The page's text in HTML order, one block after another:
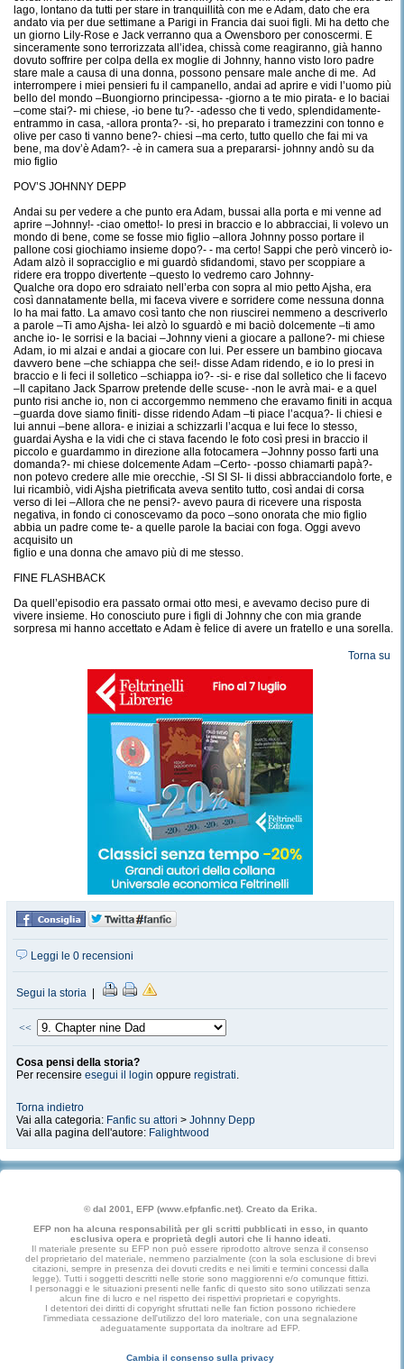
lago, lontano da tutti per stare in tranquillità con me e Adam, dato che era
andato via per due settimane a Parigi in Francia dai suoi figli. Mi ha detto che
un giorno Lily-Rose e Jack verranno qua a Owensboro per conoscermi. E
sinceramente sono terrorizzata all’idea, chissà come reagiranno, già hanno
dovuto soffrire per colpa della ex moglie di Johnny, hanno visto loro padre
stare male a causa di una donna, possono pensare male anche di me. Ad
interrompere i miei pensieri fu il campanello, andai ad aprire e vidi l’uomo più
bello del mondo –Buongiorno principessa- -giorno a te mio pirata- e lo baciai
–come stai?- mi chiese, -io bene tu?- -adesso che ti vedo, splendidamente-
entrammo in casa, -allora pronta?- -si, ho preparato i tramezzini con tonno e
olive per caso ti vanno bene?- chiesi –ma certo, tutto quello che fai mi va
bene, ma dov’è Adam?- -è in camera sua a prepararsi- johnny andò su da
mio figlio
POV’S JOHNNY DEPP
Andai su per vedere a che punto era Adam, bussai alla porta e mi venne ad
aprire –Johnny!- -ciao ometto!- lo presi in braccio e lo abbracciai, li volevo un
mondo di bene, come se fosse mio figlio –allora Johnny posso portare il
pallone cosi giochiamo insieme dopo?- - ma certo! Sappi che però vincerò io-
Adam alzò il sopracciglio e mi guardò sfidandomi, stavo per scoppiare a
ridere era troppo divertente –questo lo vedremo caro Johnny-
Qualche ora dopo ero sdraiato nell’erba con sopra al mio petto Ajsha, era
così dannatamente bella, mi faceva vivere e sorridere come nessuna donna
lo ha mai fatto. La amavo così tanto che non riuscirei nemmeno a descriverlo
a parole –Ti amo Ajsha- lei alzò lo sguardò e mi baciò dolcemente –ti amo
anche io- le sorrisi e la baciai –Johnny vieni a giocare a pallone?- mi chiese
Adam, io mi alzai e andai a giocare con lui. Per essere un bambino giocava
davvero bene –che schiappa che sei!- disse Adam ridendo, e io lo presi in
braccio e li feci il solletico –schiappa io?- -si- e rise dal solletico che li facevo
–Il capitano Jack Sparrow pretende delle scuse- -non le avrà mai- e a quel
punto risi anche io, non ci accorgemmo nemmeno che eravamo finiti in acqua
–guarda dove siamo finiti- disse ridendo Adam –ti piace l’acqua?- li chiesi e
lui annui –bene allora- e iniziai a schizzarli l’acqua e lui fece lo stesso,
guardai Aysha e la vidi che ci stava facendo le foto così presi in braccio il
piccolo e guardammo in direzione alla fotocamera –Johnny posso farti una
domanda?- mi chiese dolcemente Adam –Certo- -posso chiamarti papà?-
non potevo credere alle mie orecchie, -SI SI SI- li dissi abbracciandolo forte, e
lui ricambiò, vidi Ajsha pietrificata aveva sentito tutto, così andai di corsa
verso di lei –Allora che ne pensi?- avevo paura di ricevere una risposta
negativa, in fondo ci conoscevamo da poco –sono onorata che mio figlio
abbia un padre come te- a quelle parole la baciai con foga. Oggi avevo
acquisito un
figlio e una donna che amavo più di me stesso.
FINE FLASHBACK
Da quell’episodio era passato ormai otto mesi, e avevamo deciso pure di
vivere insieme. Ho conosciuto pure i figli di Johnny che con mia grande
sorpresa mi hanno accettato e Adam è felice di avere un fratello e una sorella.
Torna su
Leggi le 0 recensioni
Segui la storia
<<
Cosa pensi della storia?
Per recensire esegui il login oppure registrati.
Torna indietro
Vai alla categoria: Fanfic su attori > Johnny Depp
Vai alla pagina dell'autore: Falightwood
© dal 2001, EFP (www.efpfanfic.net). Creato da Erika.
EFP non ha alcuna responsabilità per gli scritti pubblicati in esso, in quanto
esclusiva opera e proprietà degli autori che li hanno ideati.
Il materiale presente su EFP non può essere riprodotto altrove senza il consenso
del proprietario del materiale, nemmeno parzialmente (con la sola esclusione di brevi
citazioni, sempre in presenza dei dovuti credits e nei limiti e termini concessi dalla
legge). Tutti i soggetti descritti nelle storie sono maggiorenni e/o comunque fittizi.
I personaggi e le situazioni presenti nelle fanfic di questo sito sono utilizzati senza
alcun fine di lucro e nel rispetto dei rispettivi proprietari e copyrights.
I detentori dei diritti di copyright sfruttati nelle fan fiction possono richiedere
l'immediata cessazione dell'utilizzo del loro materiale, con una segnalazione
adeguatamente supportata da inoltrare ad EFP.
Cambia il consenso sulla privacy